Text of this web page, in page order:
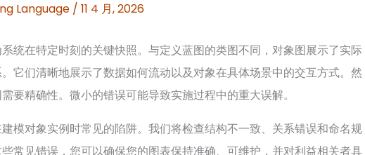
Language/ 11 4 月, 2026
统在特定时刻的关键快照。与定义蓝图的类图不同，对象图展示了实际
它们清晰地展示了数据如何流动以及对象在具体场景中的交互方式。然
要精确性。微小的错误可能导致实施过程中的重大误解。
模对象实例时常见的陷阱。我们将检查结构不一致、关系错误和命名规
常见错误，您可以确保您的图表保持准确、可维护，并对利益相关者具